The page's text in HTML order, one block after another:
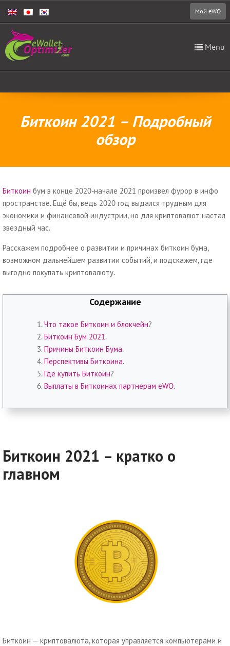
Мой eWO
Menu
Биткоин 2021 – Подробный
обзор
Биткоин бум в конце 2020-начале 2021 произвел фурор в инфо
пространстве. Ещё бы, ведь 2020 год выдался трудным для
экономики и финансовой индустрии, но для криптовалют настал
звездный час.
Расскажем подробнее о развитии и причинах биткоин бума,
возможном дальнейшем развитии событий, и подскажем, где
выгодно покупать криптовалюту.
Содержание
Что такое Биткоин и блокчейн?
Биткоин Бум 2021.
Причины Биткоин Бума.
Перспективы Биткоина.
Где купить Биткоин?
Выплаты в Биткоинах партнерам eWO.
Биткоин 2021 – кратко о
главном
Биткоин — криптовалюта, которая управляется компьютерами и